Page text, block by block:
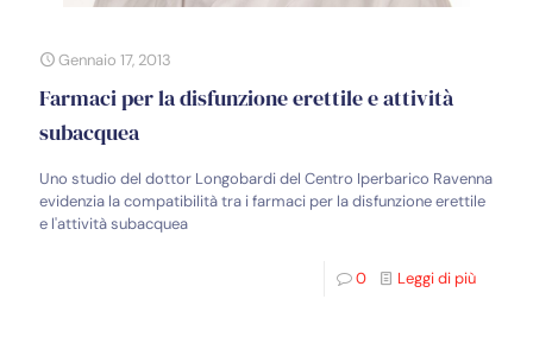
Gennaio 17, 2013
Farmaci per la disfunzione erettile e attività
subacquea
Uno studio del dottor Longobardi del Centro Iperbarico Ravenna
evidenzia la compatibilità tra i farmaci per la disfunzione erettile
e l'attività subacquea
0 Leggi di più